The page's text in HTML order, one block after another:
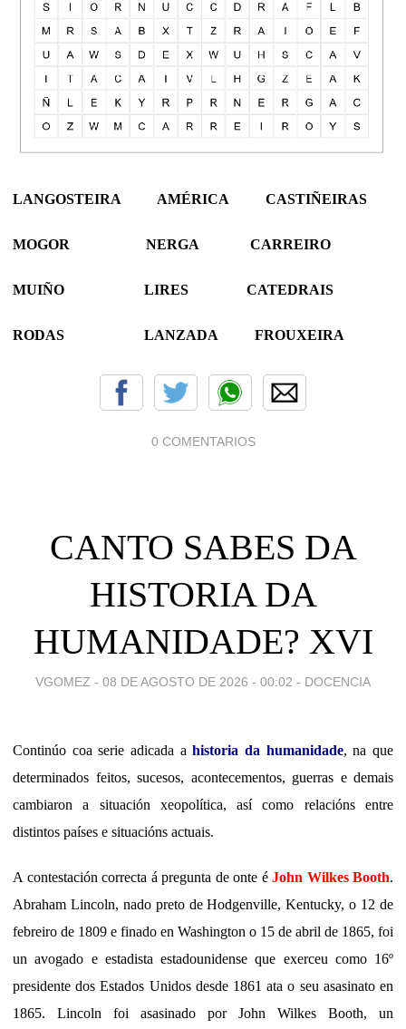
LANGOSTEIRA AMÉRICA CASTIÑEIRAS
MOGOR NERGA CARREIRO
MUIÑO LIRES CATEDRAIS
RODAS LANZADA FROUXEIRA
0 COMENTARIOS
CANTO SABES DA
HISTORIA DA
HUMANIDADE? XVI
VGOMEZ - 08 DE AGOSTO DE 2026 - 00:02 - DOCENCIA
Continúo coa serie adicada ahistoria da humanidade, na que
determinados feitos, sucesos, acontecementos, guerras e demais
cambiaron a situación xeopolítica, así como relacións entre
distintos países e situacións actuais.
A contestación correcta á pregunta de onte é John Wilkes Booth.
Abraham Lincoln, nado preto de Hodgenville, Kentucky, o 12 de
febreiro de 1809 e finado en Washington o 15 de abril de 1865, foi
un avogado e estadista estadounidense que exerceu como 16º
presidente dos Estados Unidos desde 1861 ata o seu asasinato en
1865. Lincoln foi asasinado por John Wilkes Booth, un